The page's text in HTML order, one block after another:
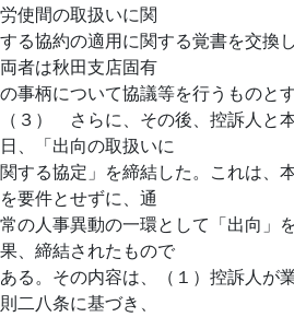
労使間の取扱いに関
する協約の適用に関する覚書を交換
両者は秋田支店固有
の事柄について協議等を行うものと
（３） さらに、その後、控訴人と
日、「出向の取扱いに
関する協定」を締結した。これは、
を要件とせずに、通
常の人事異動の一環として「出向」
果、締結されたもので
ある。その内容は、（１）控訴人が
則二八条に基づき、